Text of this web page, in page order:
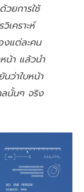
ยการใช้
คราะห์
แต่ละคน
น้า แล้วนำ
ว่าใบหน้า
นั้นๆ จริง